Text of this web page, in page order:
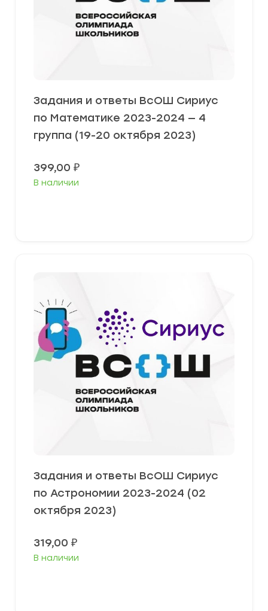
Задания и ответы ВсОШ Сириус
по Математике 2023-2024 — 4
группа (19-20 октября 2023)
399,00 ₽
В наличии
Задания и ответы ВсОШ Сириус
по Астрономии 2023-2024 (02
октября 2023)
319,00 ₽
В наличии